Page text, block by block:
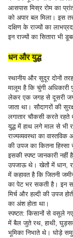
आसपास मिस्र रोम का
को अपार बल मिला। इस
दक्षिण के राज्यों का
इन राज्यों का सितारा भी
धन और युद्ध
स्थानीय और सुदूर दोनों तरह
मालूम है कि चुंगी
लेकर एक जगह से दूसरी
जाता था। सौदागरों की
लगातार चौकसी करते रहते
युद्ध में हाथ लगे माल से भी
राज्यव्यवस्था का
की उपज का कितना हिस्सा
इसकी स्पष्ट जानकारी नहीं
उपजाऊ थे। खेतों में धान,
में कहावत है कि जितनी
का पेट भर सकती है। इन
मिर्च और हल्दी की उपज
का अंश होता था।
स्पष्टत: किसानों से वसूले
में बैल जुते रथ, हाथी,
भूमिका निभाते थे। घोड़े